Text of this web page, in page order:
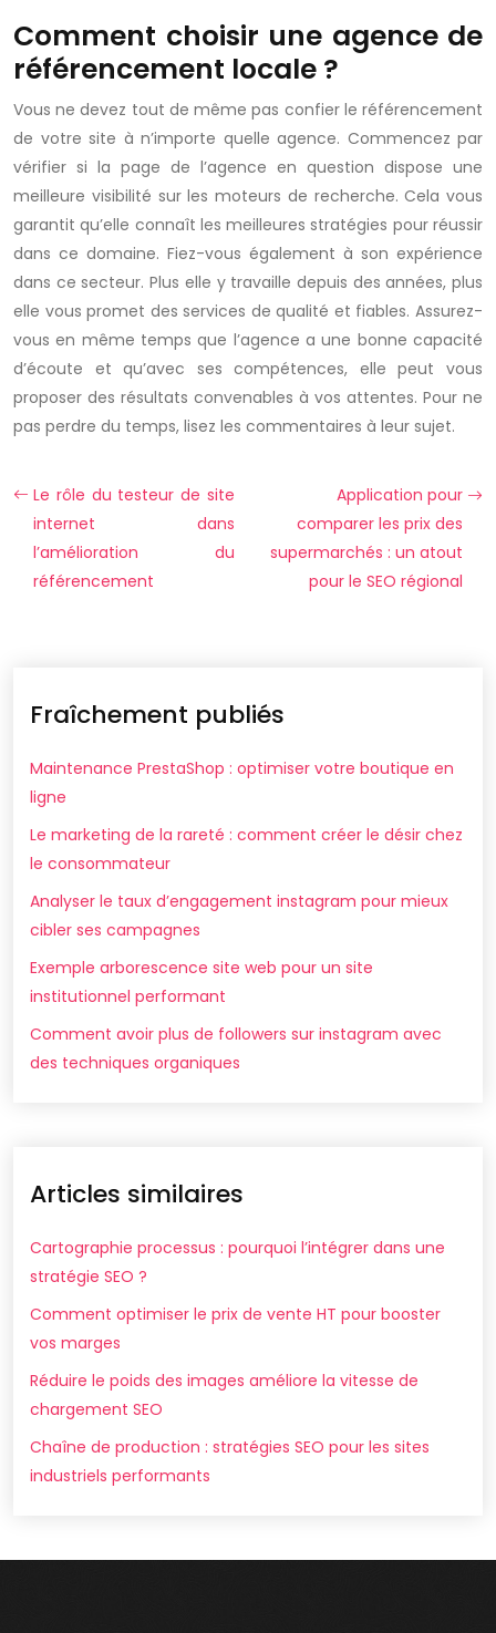
Comment choisir une agence de
référencement locale ?
Vous ne devez tout de même pas confier le référencement
de votre site à n’importe quelle agence. Commencez par
vérifier si la page de l’agence en question dispose une
meilleure visibilité sur les moteurs de recherche. Cela vous
garantit qu’elle connaît les meilleures stratégies pour réussir
dans ce domaine. Fiez-vous également à son expérience
dans ce secteur. Plus elle y travaille depuis des années, plus
elle vous promet des services de qualité et fiables. Assurez-
vous en même temps que l’agence a une bonne capacité
d’écoute et qu’avec ses compétences, elle peut vous
proposer des résultats convenables à vos attentes. Pour ne
pas perdre du temps, lisez les commentaires à leur sujet.
Le rôle du testeur de site
internet dans
l’amélioration du
référencement
Application pour
comparer les prix des
supermarchés : un atout
pour le SEO régional
Fraîchement publiés
Maintenance PrestaShop : optimiser votre boutique en
ligne
Le marketing de la rareté : comment créer le désir chez
le consommateur
Analyser le taux d’engagement instagram pour mieux
cibler ses campagnes
Exemple arborescence site web pour un site
institutionnel performant
Comment avoir plus de followers sur instagram avec
des techniques organiques
Articles similaires
Cartographie processus : pourquoi l’intégrer dans une
stratégie SEO ?
Comment optimiser le prix de vente HT pour booster
vos marges
Réduire le poids des images améliore la vitesse de
chargement SEO
Chaîne de production : stratégies SEO pour les sites
industriels performants